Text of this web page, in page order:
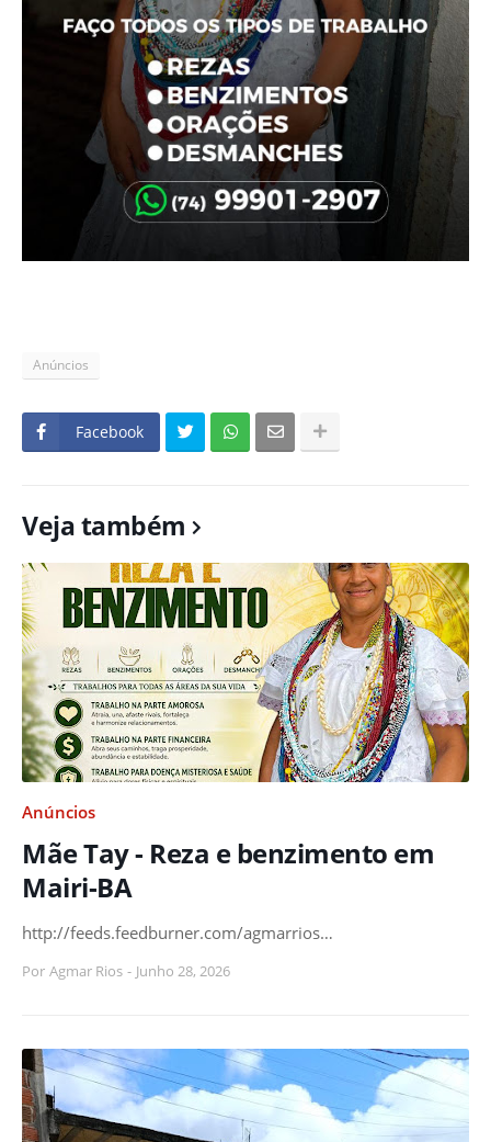
Anúncios
Facebook
Veja também
Anúncios
Mãe Tay - Reza e benzimento em
Mairi-BA
http://feeds.feedburner.com/agmarrios…
Por Agmar Rios - Junho 28, 2026